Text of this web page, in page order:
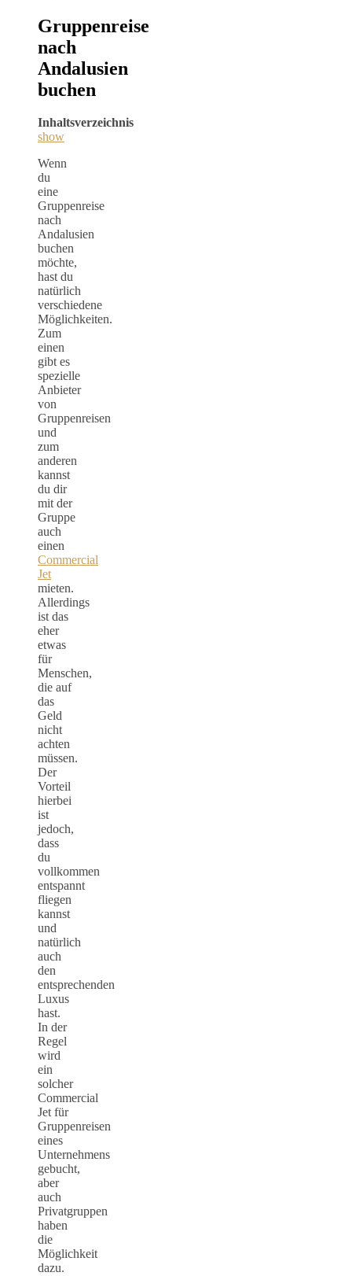
Gruppenreise
nach
Andalusien
buchen
Inhaltsverzeichnis
show
Wenn
du
eine
Gruppenreise
nach
Andalusien
buchen
möchte,
hast du
natürlich
verschiedene
Möglichkeiten.
Zum
einen
gibt es
spezielle
Anbieter
von
Gruppenreisen
und
zum
anderen
kannst
du dir
mit der
Gruppe
auch
einen
Commercial
Jet
mieten.
Allerdings
ist das
eher
etwas
für
Menschen,
die auf
das
Geld
nicht
achten
müssen.
Der
Vorteil
hierbei
ist
jedoch,
dass
du
vollkommen
entspannt
fliegen
kannst
und
natürlich
auch
den
entsprechenden
Luxus
hast.
In der
Regel
wird
ein
solcher
Commercial
Jet für
Gruppenreisen
eines
Unternehmens
gebucht,
aber
auch
Privatgruppen
haben
die
Möglichkeit
dazu.